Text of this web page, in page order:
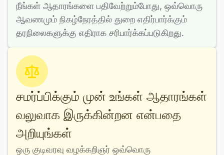
நீங்கள் ஆதாரங்களை பதிவேற்றும்போது, ஒவ்வொரு
ஆவணமும் நிகழ்நேரத்தில் துறை எதிர்பார்க்கும்
தரநிலைகளுக்கு எதிராக சரிபார்க்கப்படுகிறது.
சமர்ப்பிக்கும் முன் உங்கள் ஆதாரங்கள்
வலுவாக இருக்கின்றன என்பதை
அறியுங்கள்
ஒரு குடிவரவு வழக்கறிஞர் ஒவ்வொரு